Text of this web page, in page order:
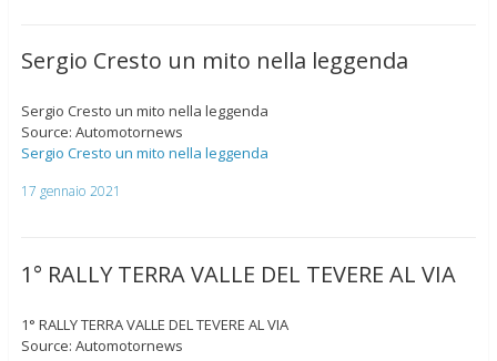
Sergio Cresto un mito nella leggenda
Sergio Cresto un mito nella leggenda
Source: Automotornews
Sergio Cresto un mito nella leggenda
17 gennaio 2021
1° RALLY TERRA VALLE DEL TEVERE AL VIA
1° RALLY TERRA VALLE DEL TEVERE AL VIA
Source: Automotornews